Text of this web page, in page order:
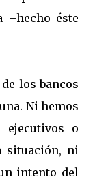
–hecho éste
los bancos
Ni hemos
ejecutivos o
situación, ni
intento del